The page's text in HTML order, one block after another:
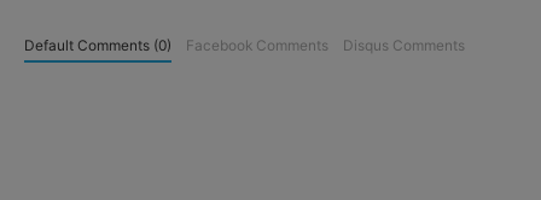
Default Comments (0) Facebook Comments Disqus Comments